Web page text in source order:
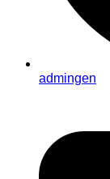
admingen